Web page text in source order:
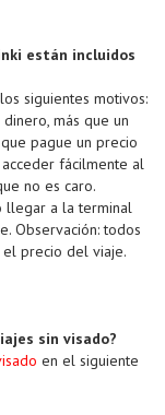
están incluidos
siguientes motivos:
más que un
pague un precio
fácilmente al
no es caro.
llegar a la terminal
Observación: todos
el precio del viaje.
sin visado?
en el siguiente